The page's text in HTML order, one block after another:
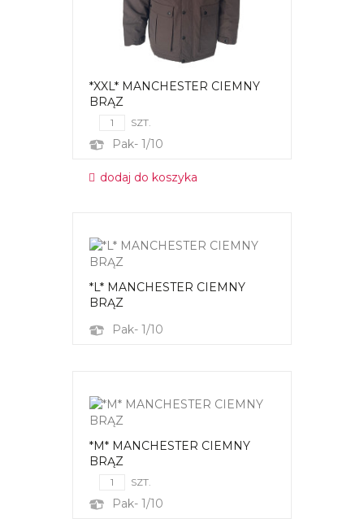
*XXL* MANCHESTER CIEMNY
BRĄZ
SZT.
Pak- 1/10
dodaj do koszyka
*L* MANCHESTER CIEMNY
BRĄZ
Pak- 1/10
*M* MANCHESTER CIEMNY
BRĄZ
SZT.
Pak- 1/10